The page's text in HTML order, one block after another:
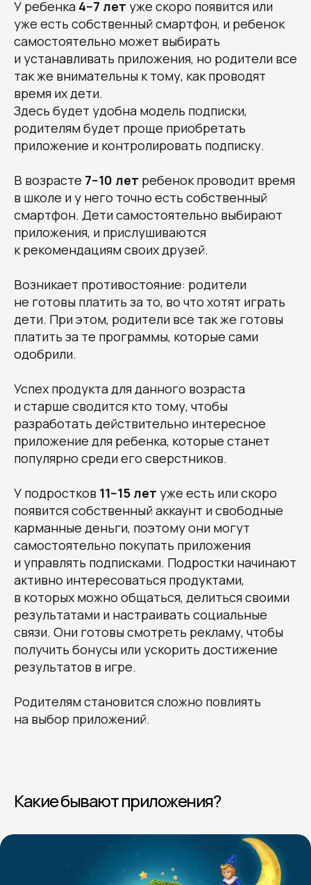
У ребенка 4−7 лет уже скоро появится или
уже есть собственный смартфон, и ребенок
самостоятельно может выбирать
и устанавливать приложения, но родители все
так же внимательны к тому, как проводят
время их дети.
Здесь будет удобна модель подписки,
родителям будет проще приобретать
приложение и контролировать подписку.
В возрасте 7−10 лет ребенок проводит время
в школе и у него точно есть собственный
смартфон. Дети самостоятельно выбирают
приложения, и прислушиваются
к рекомендациям своих друзей.
Возникает противостояние: родители
не готовы платить за то, во что хотят играть
дети. При этом, родители все так же готовы
платить за те программы, которые сами
одобрили.
Успех продукта для данного возраста
и старше сводится кто тому, чтобы
разработать действительно интересное
приложение для ребенка, которые станет
популярно среди его сверстников.
У подростков 11−15 лет уже есть или скоро
появится собственный аккаунт и свободные
карманные деньги, поэтому они могут
самостоятельно покупать приложения
и управлять подписками. Подростки начинают
активно интересоваться продуктами,
в которых можно общаться, делиться своими
результатами и настраивать социальные
связи. Они готовы смотреть рекламу, чтобы
получить бонусы или ускорить достижение
результатов в игре.
Родителям становится сложно повлиять
на выбор приложений.
Какие бывают приложения?